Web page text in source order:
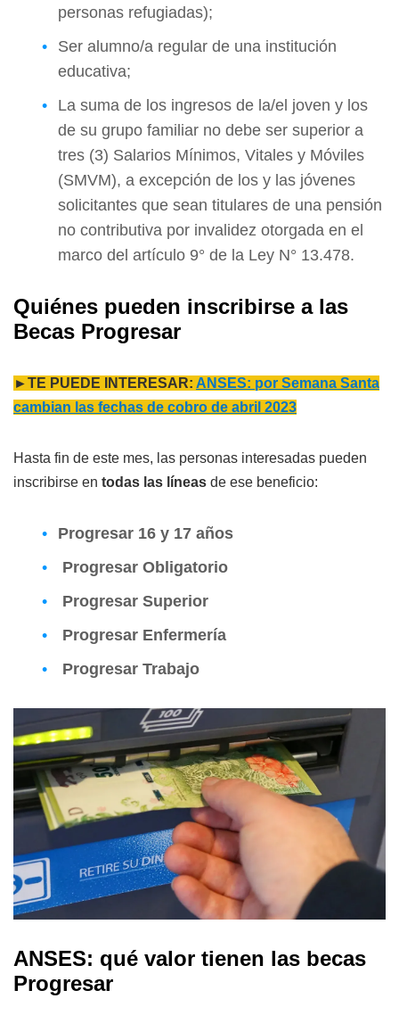
personas refugiadas);
Ser alumno/a regular de una institución
educativa;
La suma de los ingresos de la/el joven y los
de su grupo familiar no debe ser superior a
tres (3) Salarios Mínimos, Vitales y Móviles
(SMVM), a excepción de los y las jóvenes
solicitantes que sean titulares de una pensión
no contributiva por invalidez otorgada en el
marco del artículo 9° de la Ley N° 13.478.
Quiénes pueden inscribirse a las
Becas Progresar
►TE PUEDE INTERESAR: ANSES: por Semana Santa
cambian las fechas de cobro de abril 2023
Hasta fin de este mes, las personas interesadas pueden
inscribirse en todas las líneas de ese beneficio:
Progresar 16 y 17 años
Progresar Obligatorio
Progresar Superior
Progresar Enfermería
Progresar Trabajo
ANSES: qué valor tienen las becas
Progresar